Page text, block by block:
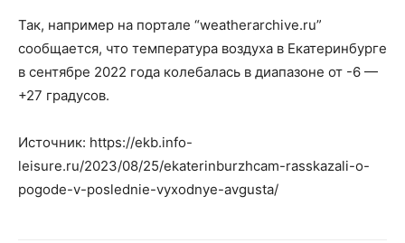
Так, например на портале “weatherarchive.ru”
сообщается, что температура воздуха в Екатеринбурге
в сентябре 2022 года колебалась в диапазоне от -6 —
+27 градусов.
Источник: https://ekb.info-
leisure.ru/2023/08/25/ekaterinburzhcam-rasskazali-o-
pogode-v-poslednie-vyxodnye-avgusta/